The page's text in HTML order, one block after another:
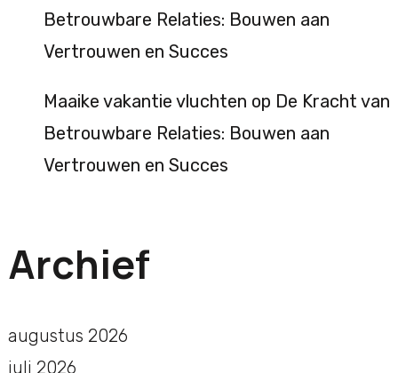
Betrouwbare Relaties: Bouwen aan
Vertrouwen en Succes
Maaike vakantie vluchten op De Kracht van
Betrouwbare Relaties: Bouwen aan
Vertrouwen en Succes
Archief
augustus 2026
juli 2026